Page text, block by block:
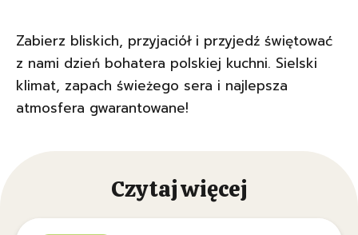
Zabierz bliskich, przyjaciół i przyjedź świętować
z nami dzień bohatera polskiej kuchni. Sielski
klimat, zapach świeżego sera i najlepsza
atmosfera gwarantowane!
Czytaj więcej